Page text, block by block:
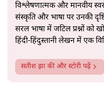
विश्लेषणात्मक और मानवीय
संस्कृति और भाषा पर उनकी
सरल भाषा में जटिल प्रश्नों
हिंदी‑हिंदुस्तानी लेखन में एक
सतीश झा की और स्टोरी पढ़ें